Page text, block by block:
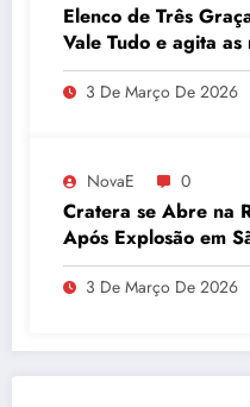
Elenco de Três
Vale Tudo e agita as
3 De Março De 2026
NovaE 0
Cratera se Abre na
Após Explosão em
3 De Março De 2026